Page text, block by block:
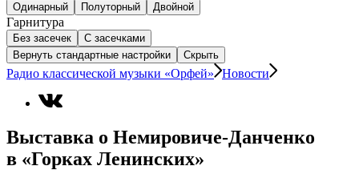
Одинарный Полуторный Двойной
Гарнитура
Без засечек
С засечками
Вернуть стандартные настройки
Скрыть
Радио классической музыки «Орфей» Новости
Выставка о Немировиче-Данченко
в «Горках Ленинских»